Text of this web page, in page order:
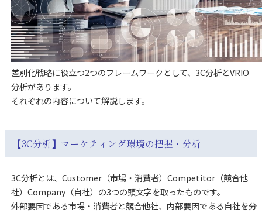
差別化戦略に役立つ2つのフレームワークとして、3C分析とVRIO
分析があります。
それぞれの内容について解説します。
【3C分析】マーケティング環境の把握・分析
3C分析とは、Customer（市場・消費者）Competitor（競合他
社）Company（自社）の3つの頭文字を取ったものです。
外部要因である市場・消費者と競合他社、内部要因である自社を分